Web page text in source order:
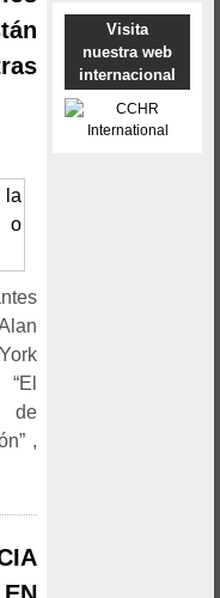
de
,
Visita
nuestra web
internacional